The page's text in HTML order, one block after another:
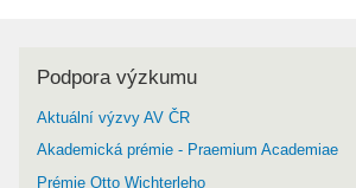
Podpora výzkumu
Aktuální výzvy AV ČR
Akademická prémie - Praemium Academiae
Prémie Otto Wichterleho